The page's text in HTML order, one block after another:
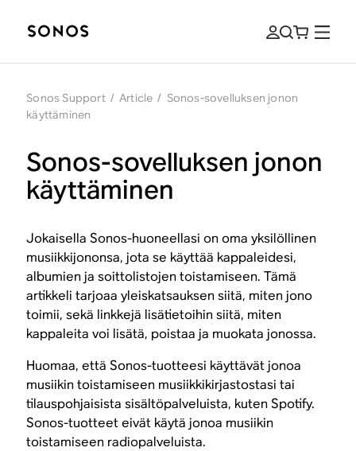
Sonos Support / Article / Sonos-sovelluksen jonon
käyttäminen
Sonos-sovelluksen jonon
käyttäminen
Jokaisella Sonos-huoneellasi on oma yksilöllinen
musiikkijononsa, jota se käyttää kappaleidesi,
albumien ja soittolistojen toistamiseen. Tämä
artikkeli tarjoaa yleiskatsauksen siitä, miten jono
toimii, sekä linkkejä lisätietoihin siitä, miten
kappaleita voi lisätä, poistaa ja muokata jonossa.
Huomaa, että Sonos-tuotteesi käyttävät jonoa
musiikin toistamiseen musiikkikirjastostasi tai
tilauspohjaisista sisältöpalveluista, kuten Spotify.
Sonos-tuotteet eivät käytä jonoa musiikin
toistamiseen radiopalveluista.